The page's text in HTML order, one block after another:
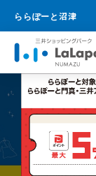
ららぽーと沼津